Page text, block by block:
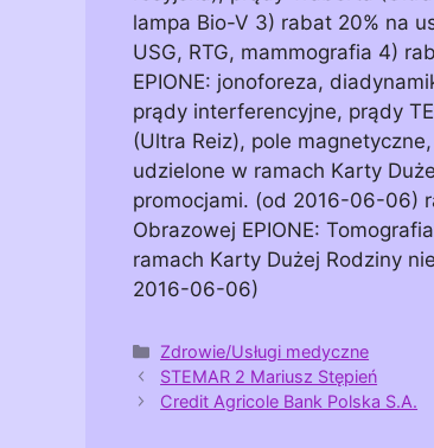
lampa Bio-V 3) rabat 20% na
USG, RTG, mammografia 4)
EPIONE: jonoforeza,
prądy interferencyjne, prądy
(Ultra Reiz), pole
udzielone w ramach Karty
promocjami. (od 2016-06-06)
Obrazowej EPIONE:
ramach Karty Dużej Rodziny
2016-06-06)
Kategorie
Zdrowie/Usługi medyczne
STEMAR 2 Mariusz Stępień
Credit Agricole Bank Polska S.A.